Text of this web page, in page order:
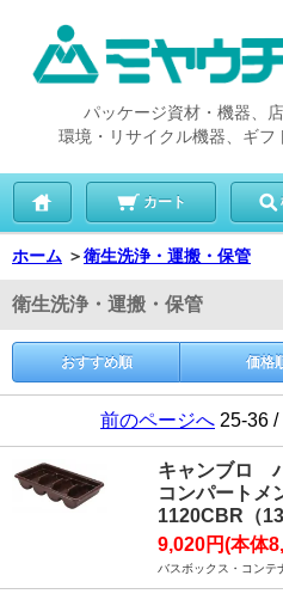
パッケージ資材・機器、
環境・リサイクル機器、ギフ
カート
ホーム ＞衛生洗浄・運搬・保管
衛生洗浄・運搬・保管
おすすめ順 価格
前のページへ 25-36 /
キャンブロ
コンパート
1120CBR（
9,020円(本体
バスボックス・コンテ